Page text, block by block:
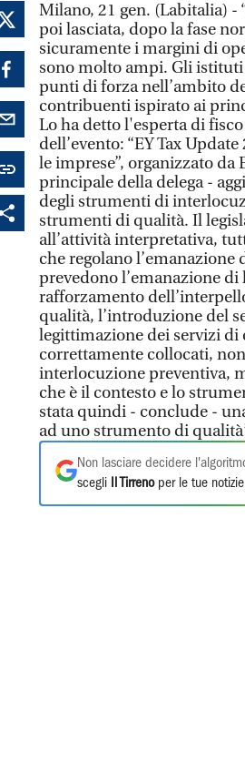
Milano, 21 gen. (Labitalia) -
poi lasciata, dopo la fase
sicuramente i margini di
sono molto ampi. Gli
punti di forza nell’ambito
contribuenti ispirato ai
Lo ha detto l'esperta di
dell’evento: “EY Tax
le imprese”, organizzato da
principale della delega -
degli strumenti di
strumenti di qualità. Il
all’attività interpretativa,
che regolano
prevedono l’emanazione
rafforzamento
qualità, l’introduzione del
legittimazione dei servizi
correttamente collocati,
interlocuzione preventiva,
che è il contesto e lo
stata quindi - conclude -
ad uno strumento di
Non lasciare decidere
scegli
Il Tirrenoper le tue notizie